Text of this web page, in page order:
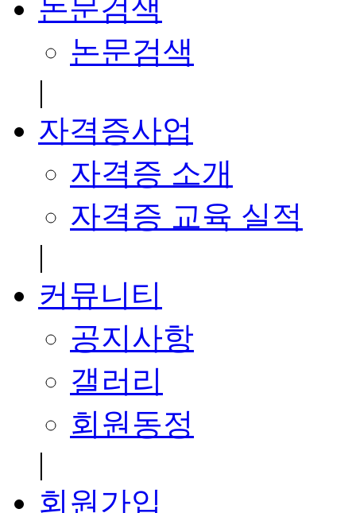
논문검색
논문검색
|
자격증사업
자격증 소개
자격증 교육 실적
|
커뮤니티
공지사항
갤러리
회원동정
|
회원가입